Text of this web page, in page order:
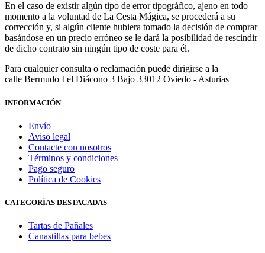
En el caso de existir algún tipo de error tipográfico, ajeno en todo
momento a la voluntad de La Cesta Mágica, se procederá a su
corrección y, si algún cliente hubiera tomado la decisión de comprar
basándose en un precio erróneo se le dará la posibilidad de rescindir
de dicho contrato sin ningún tipo de coste para él.
Para cualquier consulta o reclamación puede dirigirse a la
calle Bermudo I el Diácono 3 Bajo 33012 Oviedo - Asturias
INFORMACIÓN
Envío
Aviso legal
Contacte con nosotros
Términos y condiciones
Pago seguro
Política de Cookies
CATEGORÍAS DESTACADAS
Tartas de Pañales
Canastillas para bebes